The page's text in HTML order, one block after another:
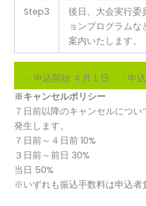
Step3
後日、大会実行委
ョンプログラム
案内いたします。
・申込開始 ４月１日 ・申
※キャンセルポリシー
７ 日前以降のキャンセルにつ
発生します。
７日前～４日前 10%
３日前～前日 30%
当日 50%
※いずれも振込手数料は申込者